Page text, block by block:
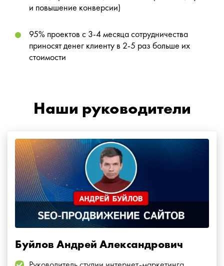
и повышение конверсии)
95% проектов с 3-4 месяца сотрудничества
приносят денег клиенту в 2-5 раз больше их
стоимости
Наши руководители
Буйлов Андрей Александрович